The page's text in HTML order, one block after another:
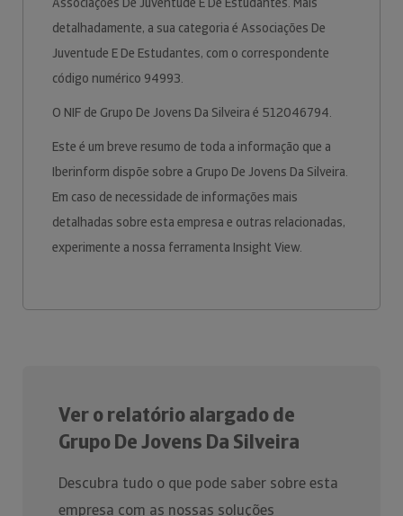
detalhadamente, a sua categoria é Associações De
Juventude E De Estudantes, com o correspondente
código numérico 94993.
O NIF de Grupo De Jovens Da Silveira é 512046794.
Este é um breve resumo de toda a informação que a
Iberinform dispõe sobre a Grupo De Jovens Da Silveira.
Em caso de necessidade de informações mais
detalhadas sobre esta empresa e outras relacionadas,
experimente a nossa ferramenta Insight View.
Ver o relatório alargado de
Grupo De Jovens Da Silveira
Descubra tudo o que pode saber sobre esta
empresa com as nossas soluções